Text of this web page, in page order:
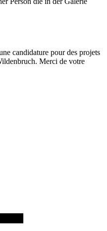
candidature pour des projets
Merci de votre